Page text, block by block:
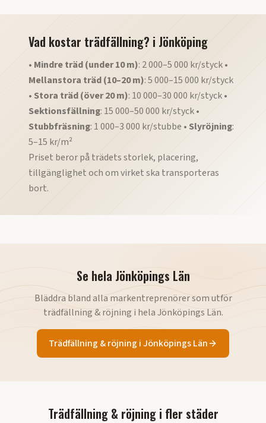
Vad kostar trädfällning? i Jönköping
• Mindre träd (under 10 m): 2 000–5 000 kr/styck •
Mellanstora träd (10–20 m): 5 000–15 000 kr/styck
• Stora träd (över 20 m): 10 000–30 000 kr/styck •
Sektionsfällning: 15 000–50 000 kr/styck •
Stubbfräsning: 1 000–3 000 kr/stubbe • Slyröjning:
5–15 kr/m²
Priset beror på trädets storlek, placering,
tillgänglighet och om virket ska transporteras
bort.
Se hela Jönköpings Län
Bläddra bland alla markentreprenörer som utför
trädfällning & röjning i helaJönköpings Län.
Trädfällning & röjning iJönköpings Län
Trädfällning & röjningi fler städer